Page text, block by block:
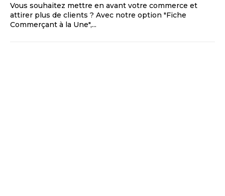
Vous souhaitez mettre en avant votre commerce et
attirer plus de clients ? Avec notre option "Fiche
Commerçant à la Une",...